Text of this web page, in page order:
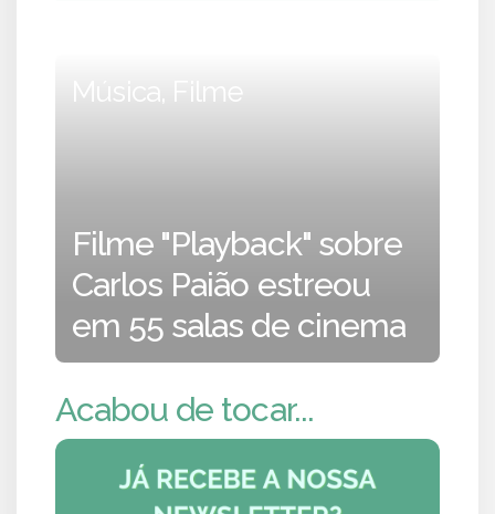
Música, Filme
Filme "Playback" sobre
Carlos Paião estreou
em 55 salas de cinema
Acabou de tocar...